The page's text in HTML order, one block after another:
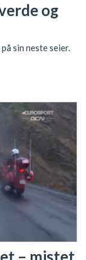
og
sin neste seier.